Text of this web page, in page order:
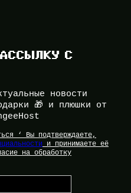
С
новости
🎁 и плюшки от
‘ Вы подтверждаете,
и принимаете её
на обработку